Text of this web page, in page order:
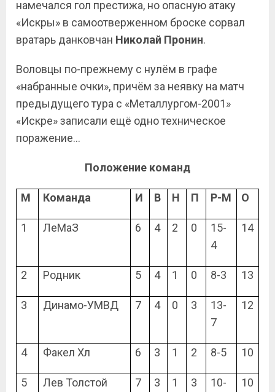
намечался гол престижа, но опасную атаку
«Искры» в самоотверженном броске сорвал
вратарь данковчан Николай Пронин.
Воловцы по-прежнему с нулём в графе
«набранные очки», причём за неявку на матч
предыдущего тура с «Металлургом-2001»
«Искре» записали ещё одно техническое
поражение…
Положение команд
М Команда И В Н П Р-М О
1 ЛеМаЗ 6 4 2 0
15-
4
14
2 Родник 5 4 1 0 8-3 13
3 Динамо-УМВД 7 4 0 3
13-
7
12
4 Факел Хл 6 3 1 2 8-5 10
5 Лев Толстой 7 3 1 3
10-
10